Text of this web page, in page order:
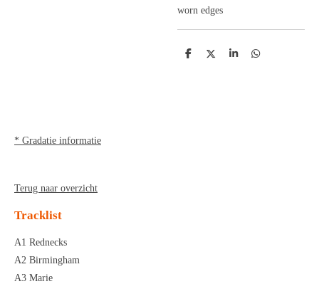
worn edges
D
D
S
D
* Gradatie informatie
Terug naar overzicht
Tracklist
A1 Rednecks
A2 Birmingham
A3 Marie